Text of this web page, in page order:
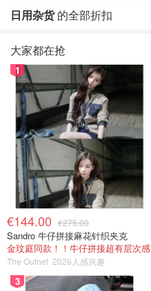
日用杂货的全部折扣
大家都在抢
1
€144.00 €275.00
Sandro 牛仔拼接麻花针织夹克
金玟庭同款！！牛仔拼接超有层次感
The Outnet 2026人感兴趣
3